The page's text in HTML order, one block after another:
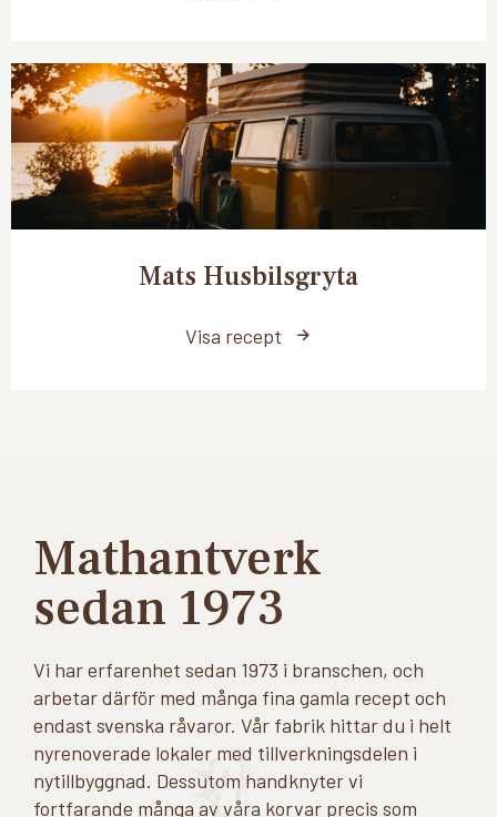
Mats Husbilsgryta
Visa recept
Mathantverk
sedan 1973
Vi har erfarenhet sedan 1973 i branschen, och
arbetar därför med många fina gamla recept och
endast svenska råvaror. Vår fabrik hittar du i helt
nyrenoverade lokaler med tillverkningsdelen i
nytillbyggnad. Dessutom handknyter vi
fortfarande många av våra korvar precis som